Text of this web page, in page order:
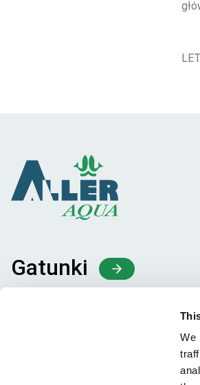
We
Gatunki
Koncepcje